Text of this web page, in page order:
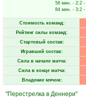
58 мин. - 2:2 -
84 мин. - 3:2 -
Стоимость команд:
Рейтинг силы команд:
Стартовый состав:
Игравший состав:
Сила в начале матча:
Сила в конце матча:
Владение мячом:
"Перестрелка в Деннери"